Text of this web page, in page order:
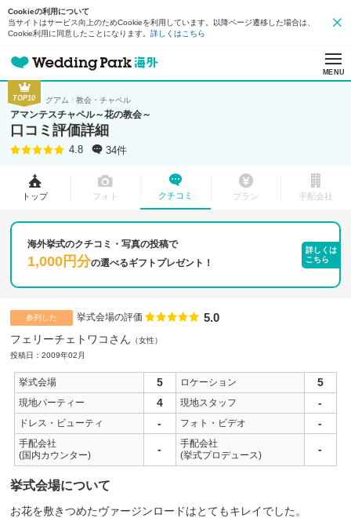
Cookieの利用について
当サイトはサービス向上のためCookieを利用しています。以降ページ遷移した場合は、
Cookie利用に同意したことになります。 詳しくはこちら
MENU
TOP10 グアム 教会・チャペル
アマンテスチャペル～花の教会～
口コミ評価詳細
4.8 34件
トップ フォト クチコミ プラン 手配会社
海外挙式のクチコミ・写真の投稿で
1,000円分の選べるギフトプレゼント！
詳しくは
こちら
参列した 挙式会場の評価 点数
5.0
フェリーチェトワコさん
女性
投稿日：2009年02月
挙式会場 5 ロケーション 5
現地パーティー 4 現地スタッフ -
ドレス・ビューティ - フォト・ビデオ -
手配会社
(国内カウンター)
-
手配会社
(挙式プロデュース)
-
挙式会場について
お花を敷きつめたヴァージンロードはとてもキレイでした。